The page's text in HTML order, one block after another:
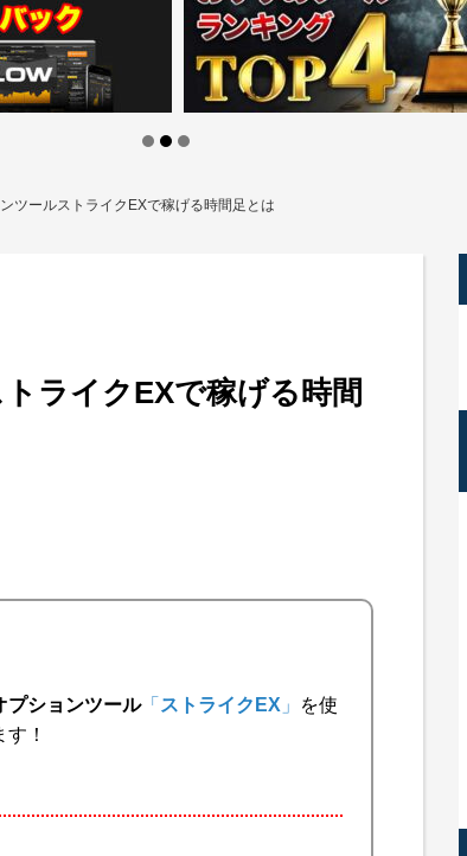
ツールストライクEXで稼げる時間足とは
ライクEXで稼げる時間
プションツール「 ストライクEX 」
を使
！